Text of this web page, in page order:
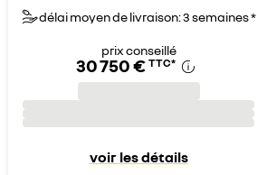
délai moyen de livraison: 3 semaines *
prix conseillé
30 750 € TTC*
voir les détails